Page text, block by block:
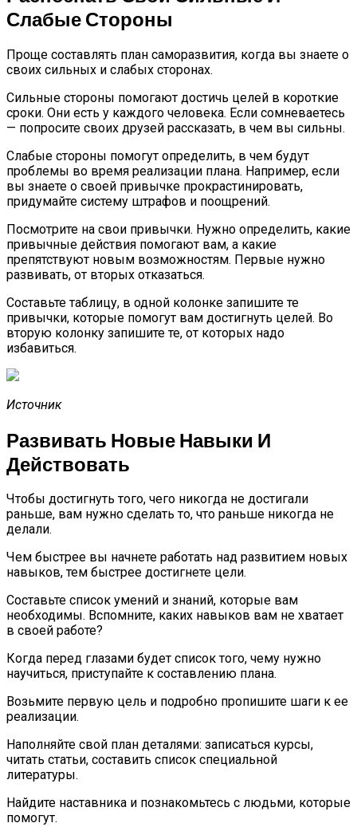
Слабые Стороны
Проще составлять план саморазвития, когда вы знаете о
своих сильных и слабых сторонах.
Сильные стороны помогают достичь целей в короткие
сроки. Они есть у каждого человека. Если сомневаетесь
— попросите своих друзей рассказать, в чем вы сильны.
Слабые стороны помогут определить, в чем будут
проблемы во время реализации плана. Например, если
вы знаете о своей привычке прокрастинировать,
придумайте систему штрафов и поощрений.
Посмотрите на свои привычки. Нужно определить, какие
привычные действия помогают вам, а какие
препятствуют новым возможностям. Первые нужно
развивать, от вторых отказаться.
Составьте таблицу, в одной колонке запишите те
привычки, которые помогут вам достигнуть целей. Во
вторую колонку запишите те, от которых надо
избавиться.
Источник
Развивать Новые Навыки И
Действовать
Чтобы достигнуть того, чего никогда не достигали
раньше, вам нужно сделать то, что раньше никогда не
делали.
Чем быстрее вы начнете работать над развитием новых
навыков, тем быстрее достигнете цели.
Составьте список умений и знаний, которые вам
необходимы. Вспомните, каких навыков вам не хватает
в своей работе?
Когда перед глазами будет список того, чему нужно
научиться, приступайте к составлению плана.
Возьмите первую цель и подробно пропишите шаги к ее
реализации.
Наполняйте свой план деталями: записаться курсы,
читать статьи, составить список специальной
литературы.
Найдите наставника и познакомьтесь с людьми, которые
помогут.